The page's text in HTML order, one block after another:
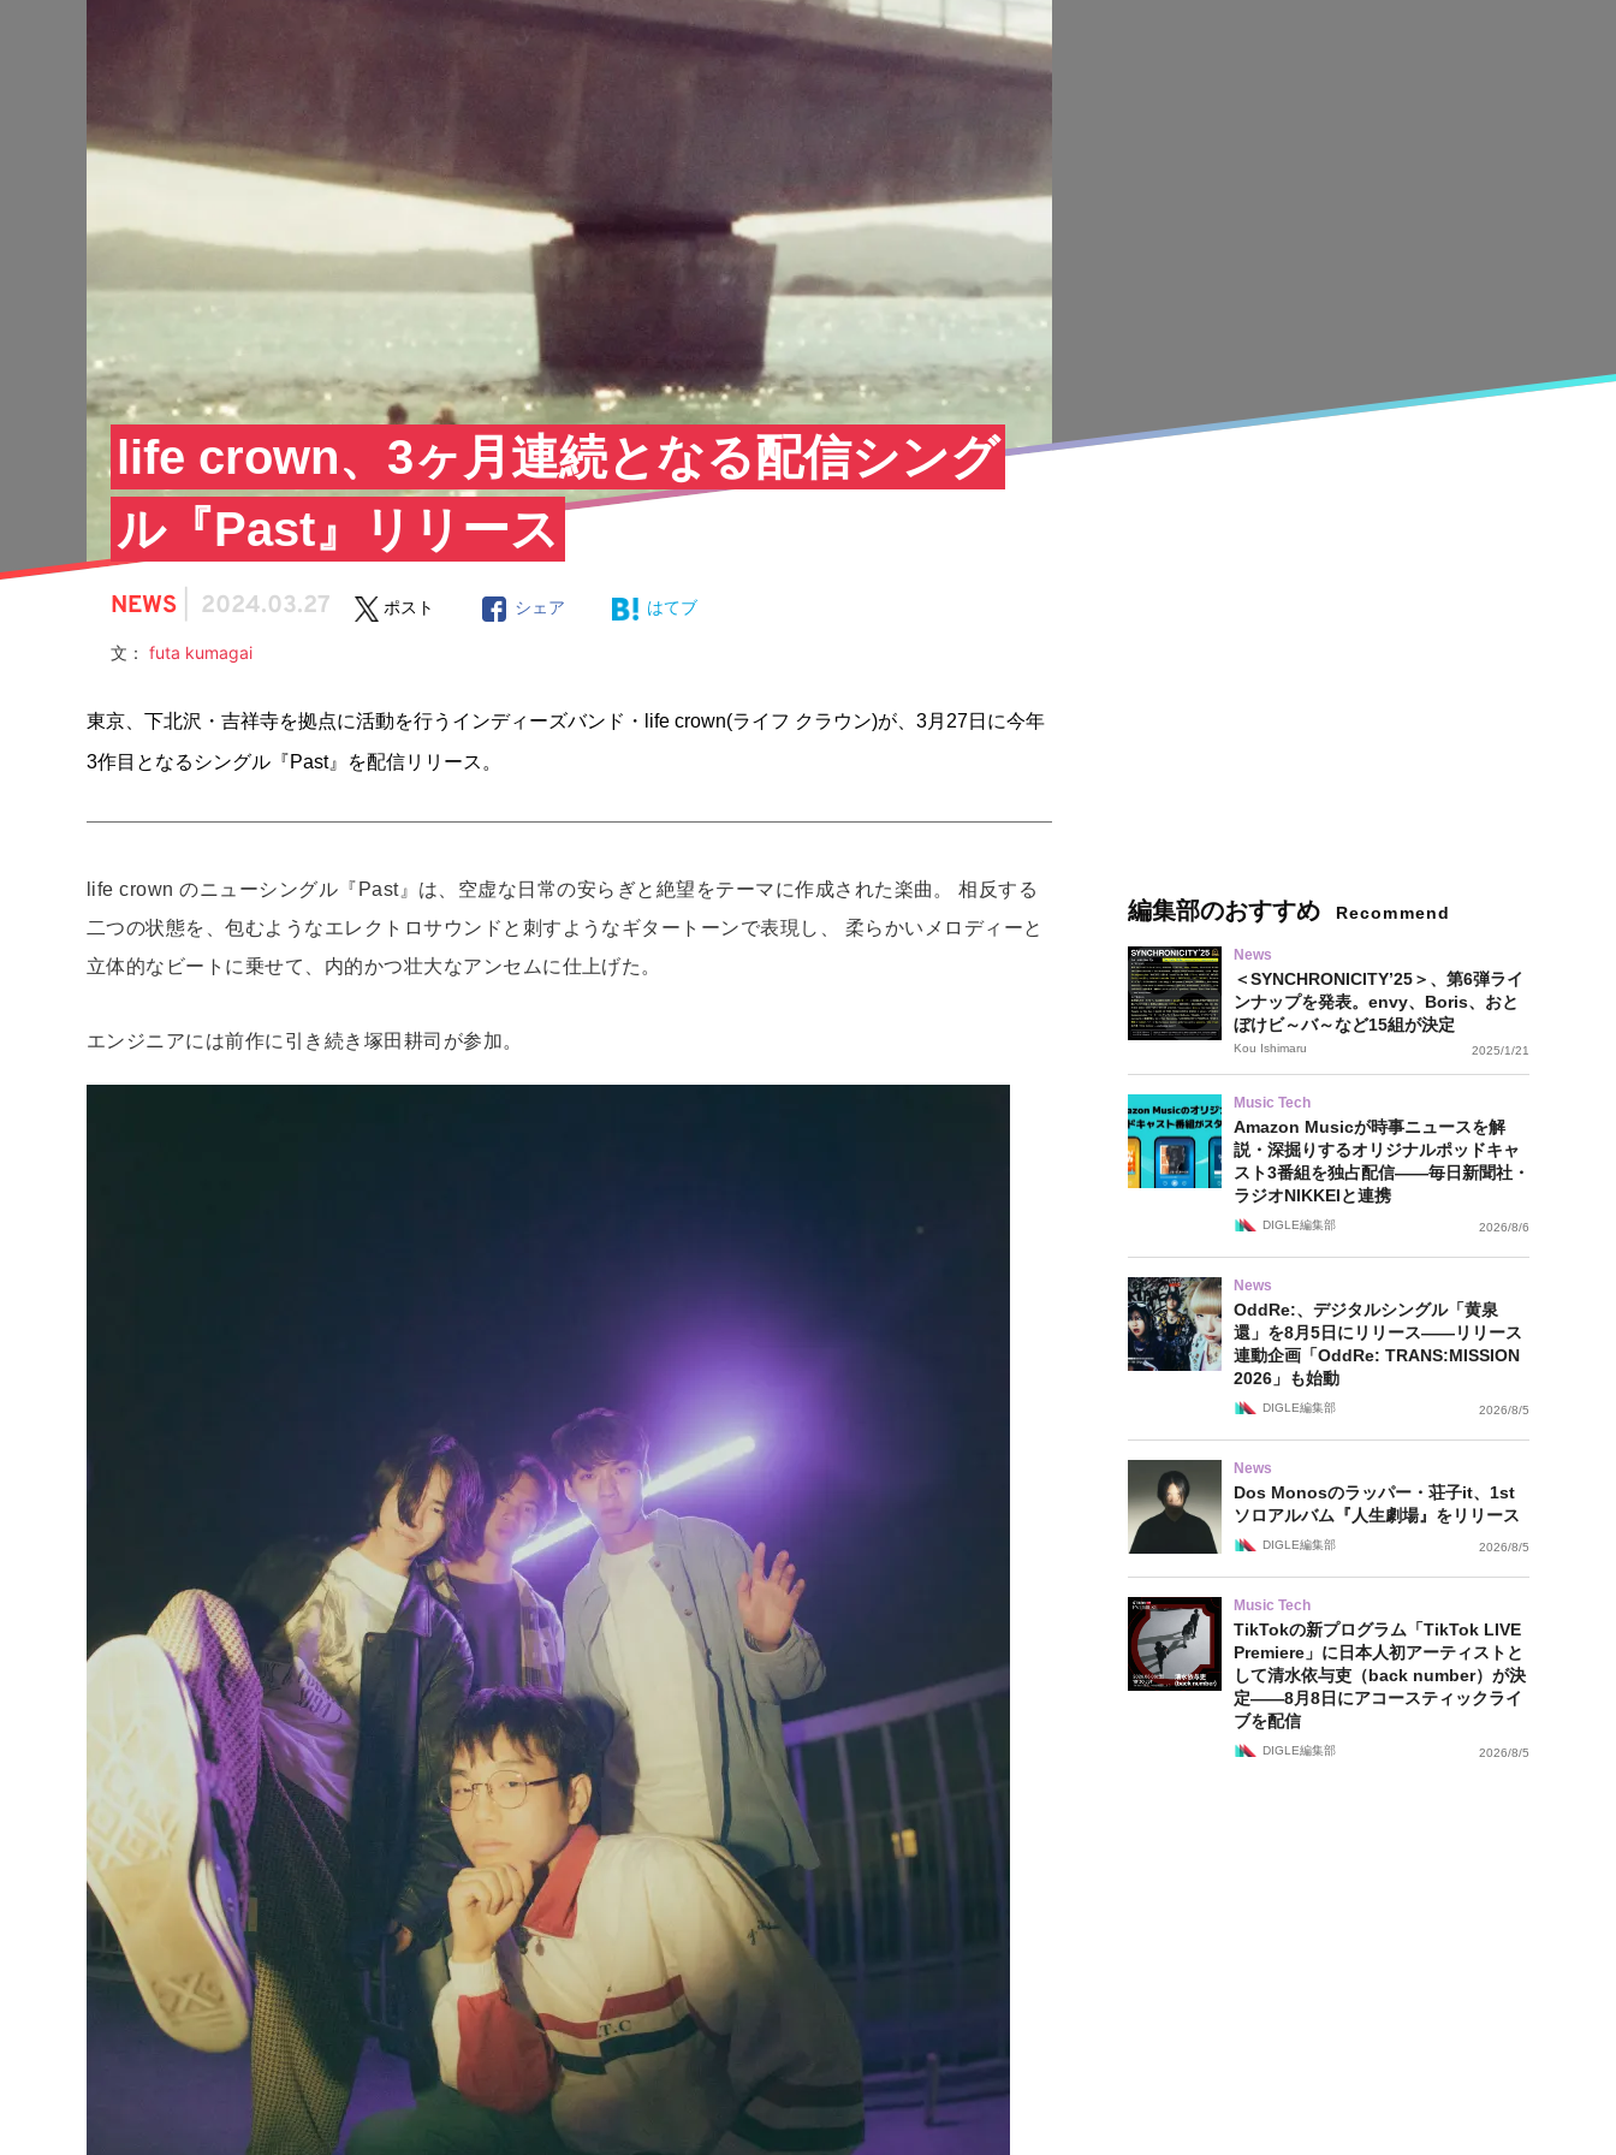
life crown、3ヶ月連続となる配信シング
ル『Past』リリース
NEWS 2024.03.27 ポスト シェア はてブ
文： futa kumagai
東京、下北沢・吉祥寺を拠点に活動を行うインディーズバンド・life crown(ライフ クラウン)が、3月27日に今年
3作目となるシングル『Past』を配信リリース。
life crown のニューシングル『Past』は、空虚な日常の安らぎと絶望をテーマに作成された楽曲。 相反する
二つの状態を、包むようなエレクトロサウンドと刺すようなギタートーンで表現し、 柔らかいメロディーと
立体的なビートに乗せて、内的かつ壮大なアンセムに仕上げた。
エンジニアには前作に引き続き塚田耕司が参加。
編集部のおすすめ Recommend
News
＜SYNCHRONICITY’25＞、第6弾ライ
ンナップを発表。envy、Boris、おと
ぼけビ～バ～など15組が決定
Kou Ishimaru 2025/1/21
Music Tech
Amazon Musicが時事ニュースを解
説・深掘りするオリジナルポッドキャ
スト3番組を独占配信——毎日新聞社・
ラジオNIKKEIと連携
DIGLE編集部 2026/8/6
News
OddRe:、デジタルシングル「黄泉
還」を8月5日にリリース——リリース
連動企画「OddRe: TRANS:MISSION
2026」も始動
DIGLE編集部 2026/8/5
News
Dos Monosのラッパー・荘子it、1st
ソロアルバム『人生劇場』をリリース
DIGLE編集部 2026/8/5
Music Tech
TikTokの新プログラム「TikTok LIVE
Premiere」に日本人初アーティストと
して清水依与吏（back number）が決
定——8月8日にアコースティックライ
ブを配信
DIGLE編集部 2026/8/5